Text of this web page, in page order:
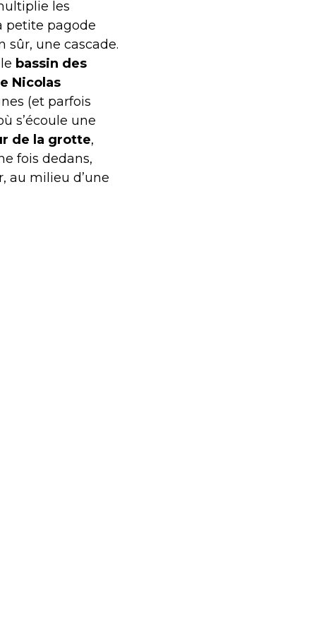
les
petite pagode
sûr, une cascade.
bassin des
Nicolas
(et parfois
s’écoule une
de la grotte,
fois dedans,
au milieu d’une